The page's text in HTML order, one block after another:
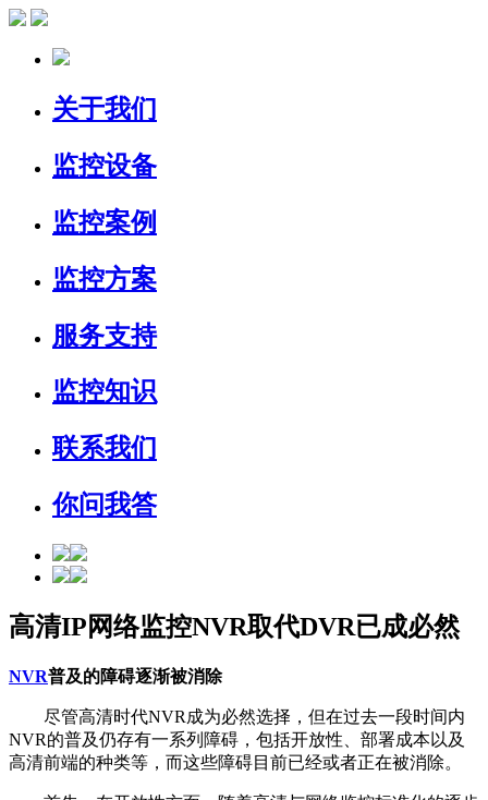
关于我们
监控设备
监控案例
监控方案
服务支持
监控知识
联系我们
你问我答
高清IP网络监控NVR取代DVR已成必然
NVR普及的障碍逐渐被消除
尽管高清时代NVR成为必然选择，但在过去一段时间内
NVR的普及仍存有一系列障碍，包括开放性、部署成本以及
高清前端的种类等，而这些障碍目前已经或者正在被消除。